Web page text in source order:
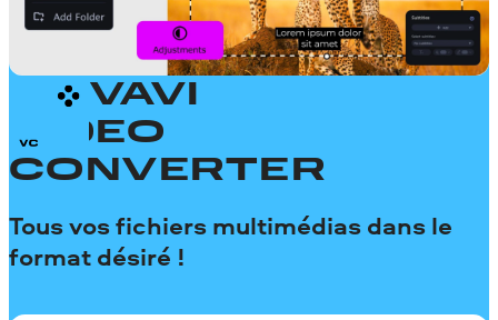
MOVAVI
VIDEO
CONVERTER
Tous vos fichiers multimédias dans le
format désiré !